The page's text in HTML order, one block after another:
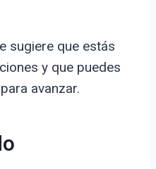
sugiere que estás
y que puedes
avanzar.